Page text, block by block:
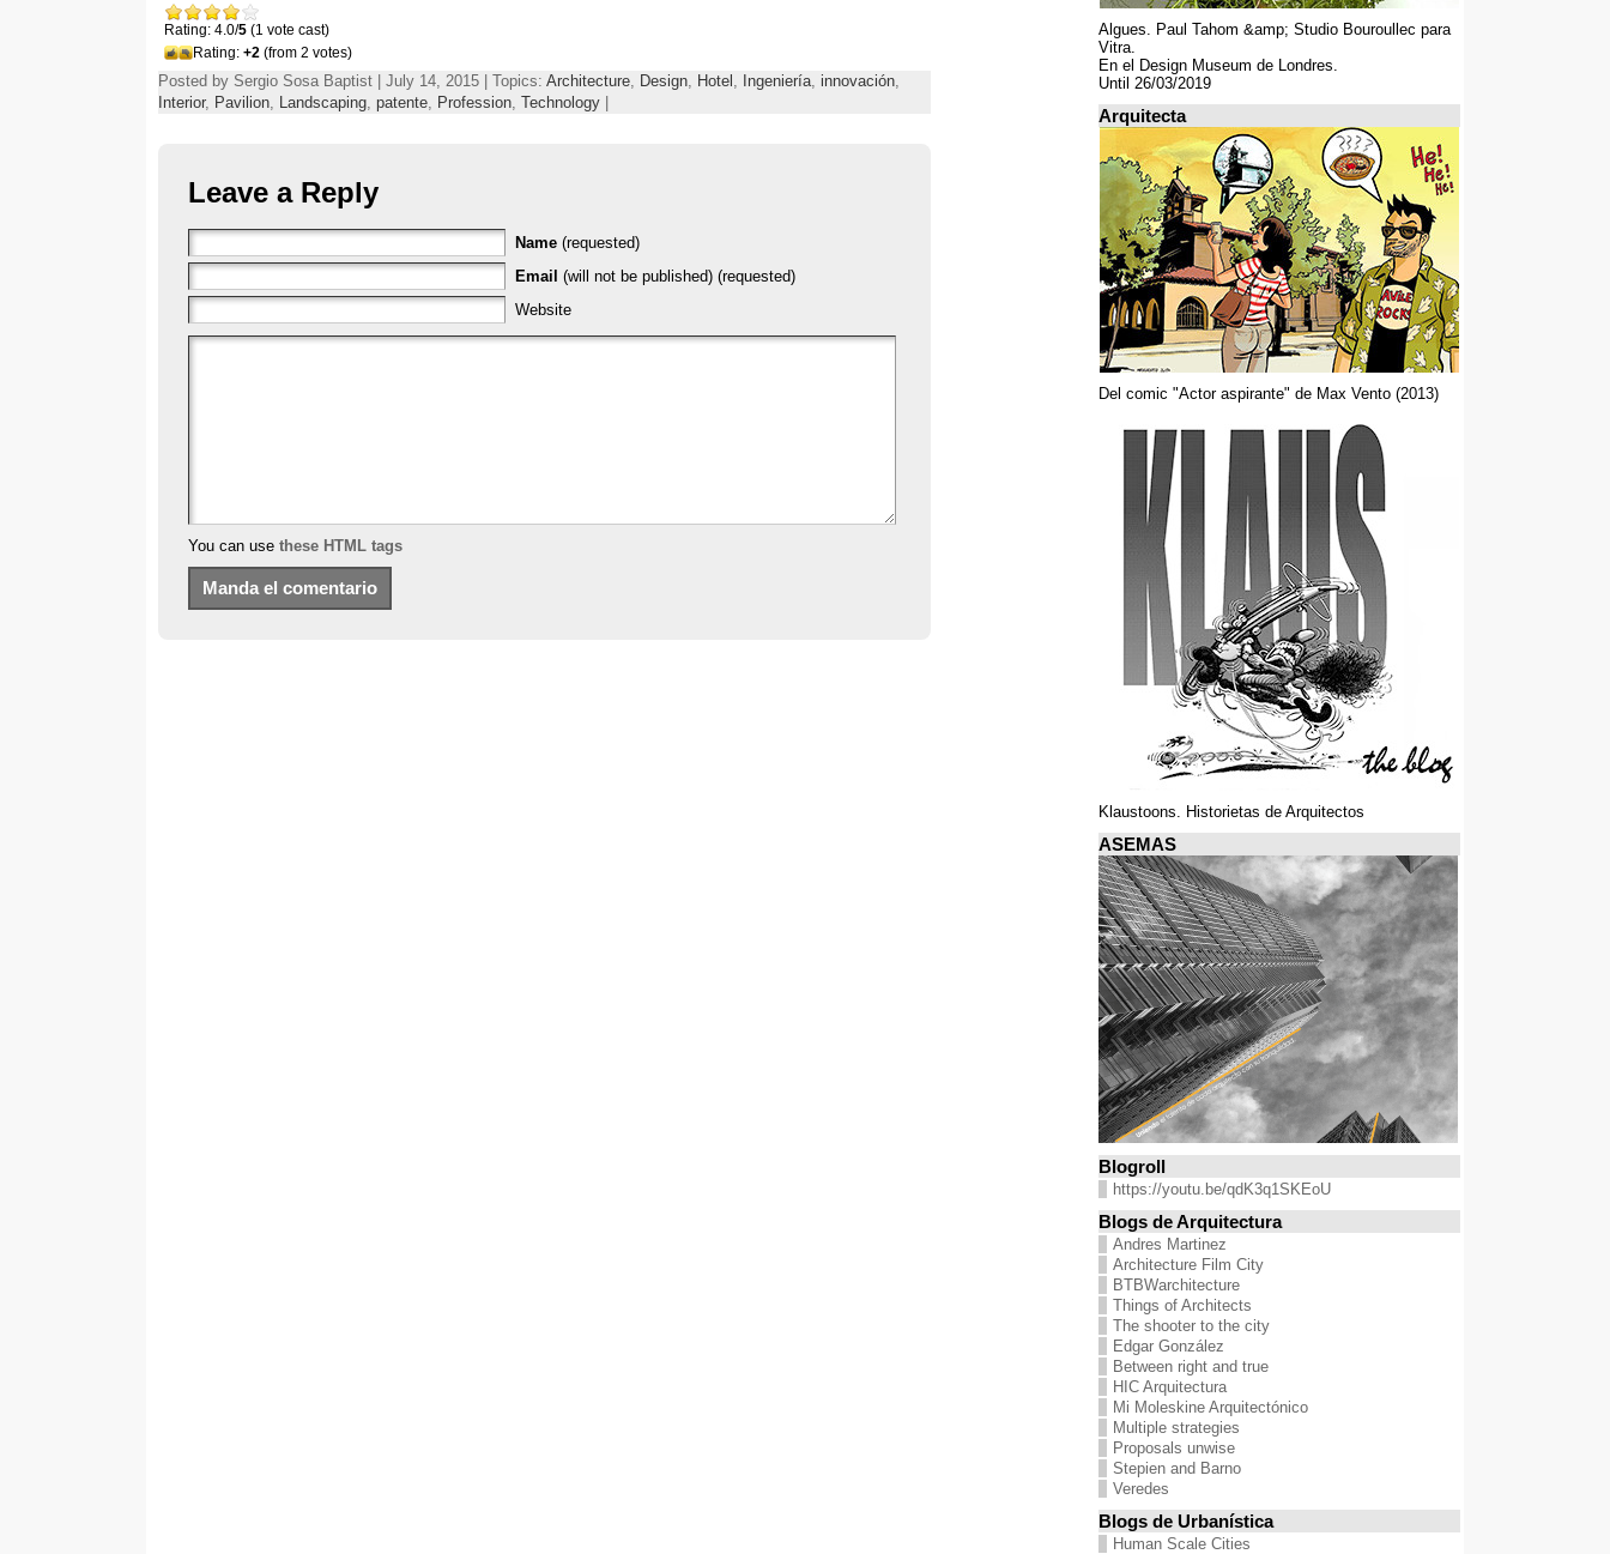
Rating: 4.0/5 (1 vote cast)
Rating: +2 (from 2 votes)
Posted by Sergio Sosa Baptist | July 14, 2015 | Topics: Architecture Design Hotel Ingeniería innovación
Interior, Pavilion Landscaping patente Profession Technology
Leave a Reply
Name (requested)
Email (will not be published) (requested)
Website
You can use these HTML tags
Algues. Paul Tahom &amp; Studio Bouroullec para
Vitra.
En el Design Museum de Londres.
Until 26/03/2019
Arquitecta
Del comic "Actor aspirante" de Max Vento (2013)
Klaustoons. Historietas de Arquitectos
ASEMAS
Blogroll
https://youtu.be/qdK3q1SKEoU
Blogs de Arquitectura
Andres Martinez
Architecture Film City
BTBWarchitecture
Things of Architects
The shooter to the city
Edgar González
Between right and true
HIC Arquitectura
Mi Moleskine Arquitectónico
Multiple strategies
Proposals unwise
Stepien and Barno
Veredes
Blogs de Urbanística
Human Scale Cities